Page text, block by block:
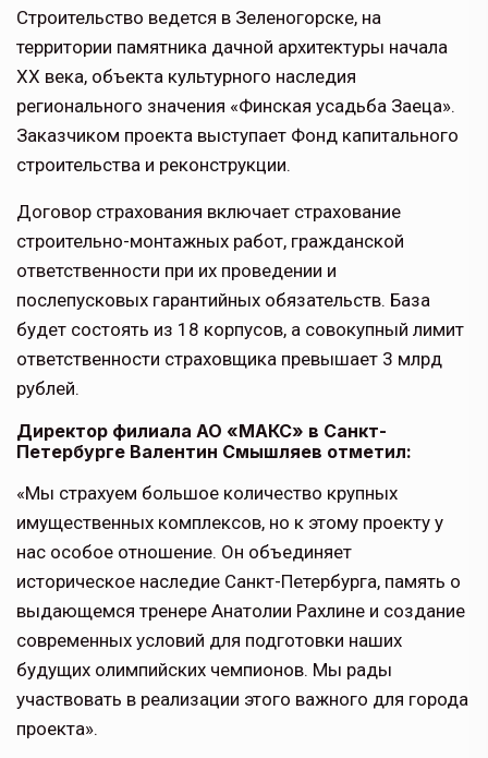
Строительство ведется в Зеленогорске, на
территории памятника дачной архитектуры начала
XX века, объекта культурного наследия
регионального значения «Финская усадьба Заеца».
Заказчиком проекта выступает Фонд капитального
строительства и реконструкции.
Договор страхования включает страхование
строительно-монтажных работ, гражданской
ответственности при их проведении и
послепусковых гарантийных обязательств. База
будет состоять из 18 корпусов, а совокупный лимит
ответственности страховщика превышает 3 млрд
рублей.
Директор филиала АО «МАКС» в Санкт-
Петербурге Валентин Смышляев отметил:
«Мы страхуем большое количество крупных
имущественных комплексов, но к этому проекту у
нас особое отношение. Он объединяет
историческое наследие Санкт-Петербурга, память о
выдающемся тренере Анатолии Рахлине и создание
современных условий для подготовки наших
будущих олимпийских чемпионов. Мы рады
участвовать в реализации этого важного для города
проекта».